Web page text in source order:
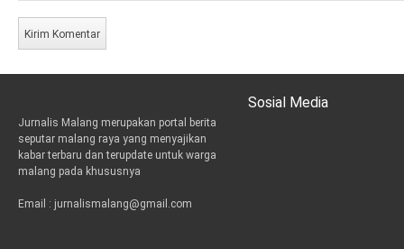
Jurnalis Malang merupakan portal berita
seputar malang raya yang menyajikan
kabar terbaru dan terupdate untuk warga
malang pada khususnya
Email : jurnalismalang@gmail.com
Sosial Media